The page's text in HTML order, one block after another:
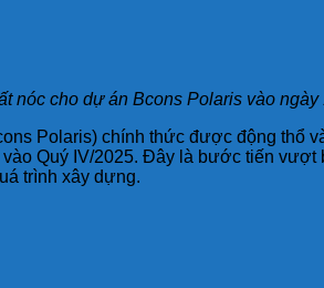
nóc cho dự án Bcons Polaris vào
Polaris) chính thức được động thổ
Quý IV/2025. Đây là bước tiến
trình xây dựng.